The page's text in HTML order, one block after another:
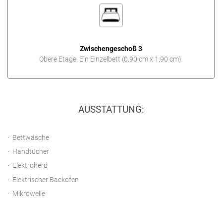
Zwischengeschoß 3
Obere Etage. Ein Einzelbett (0,90 cm x 1,90 cm).
AUSSTATTUNG:
Bettwäsche
Handtücher
Elektroherd
Elektrischer Backofen
Mikrowelle